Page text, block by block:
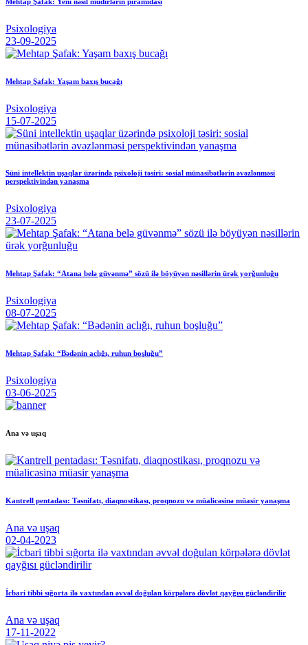
Psixologiya
23-09-2025
Mehtap Şafak: Yaşam baxış bucağı
Psixologiya
15-07-2025
Süni intellektin uşaqlar üzərində psixoloji təsiri: sosial münasibətlərin əvəzlənməsi
perspektivindən yanaşma
Psixologiya
23-07-2025
Mehtap Şafak: “Atana belə güvənmə” sözü ilə böyüyən nəsillərin ürək yorğunluğu
Psixologiya
08-07-2025
Mehtap Şafak: “Bədənin aclığı, ruhun boşluğu”
Psixologiya
03-06-2025
Ana və uşaq
Kantrell pentadası: Təsnifatı, diaqnostikası, proqnozu və müalicəsinə müasir yanaşma
Ana və uşaq
02-04-2023
İcbari tibbi sığorta ilə vaxtından əvvəl doğulan körpələrə dövlət qayğısı gücləndirilir
Ana və uşaq
17-11-2022